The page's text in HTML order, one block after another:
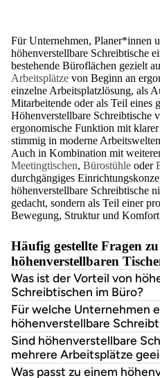
Für Unternehmen, Planer*innen
höhenverstellbare Schreibtische
bestehende Büroflächen gezielt
Arbeitsplätze von Beginn an
einzelne Arbeitsplatzlösung, als
Mitarbeitende oder als Teil eines
Höhenverstellbare Schreibtische
ergonomische Funktion mit
stimmig in moderne
Auch in Kombination mit
Meetingtischen, Bürostühle oder
durchgängiges
höhenverstellbare Schreibtische
gedacht, sondern als Teil einer
Bewegung, Struktur und
Häufig gestellte Fragen
höhenverstellbaren
Was ist der Vorteil von
Schreibtischen im Büro?
Für welche Unternehmen
höhenverstellbare
Sind höhenverstellbare
mehrere Arbeitsplätze
Was passt zu einem